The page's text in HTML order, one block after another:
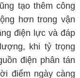
tạo thêm công
hơn trong vận
điện lực và đáp
khi tỷ trọng
điện phân tán
điểm ngày càng